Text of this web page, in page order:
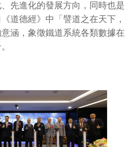
先進化的發展方向，同時也是
道德經》中「譬道之在天下，
涵，象徵鐵道系統各類數據在